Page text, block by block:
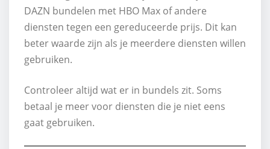
DAZN bundelen met HBO Max of andere
diensten tegen een gereduceerde prijs. Dit kan
beter waarde zijn als je meerdere diensten willen
gebruiken.
Controleer altijd wat er in bundels zit. Soms
betaal je meer voor diensten die je niet eens
gaat gebruiken.